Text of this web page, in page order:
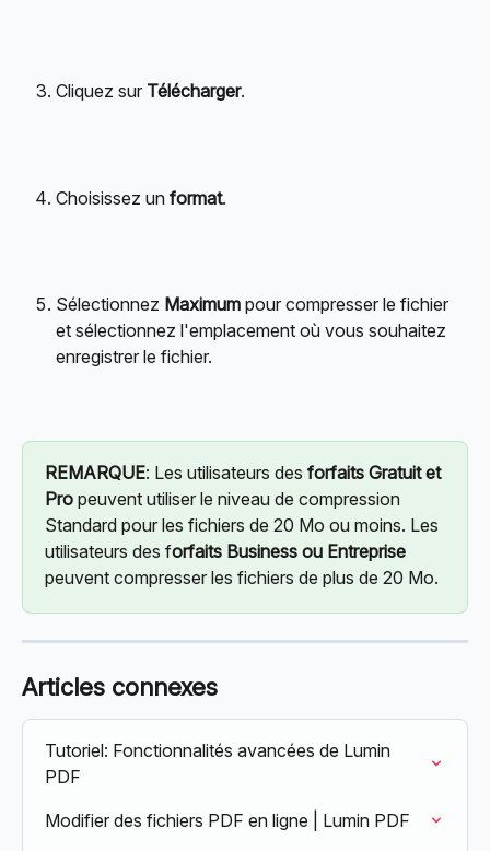
Cliquez sur Télécharger.
Choisissez un format.
Sélectionnez Maximum pour compresser le fichier
et sélectionnez l'emplacement où vous souhaitez
enregistrer le fichier.
REMARQUE: Les utilisateurs des forfaits Gratuit et
Pro peuvent utiliser le niveau de compression
Standard pour les fichiers de 20 Mo ou moins. Les
utilisateurs des forfaits Business ou Entreprise
peuvent compresser les fichiers de plus de 20 Mo.
Articles connexes
Tutoriel: Fonctionnalités avancées de Lumin
PDF
Modifier des fichiers PDF en ligne | Lumin PDF